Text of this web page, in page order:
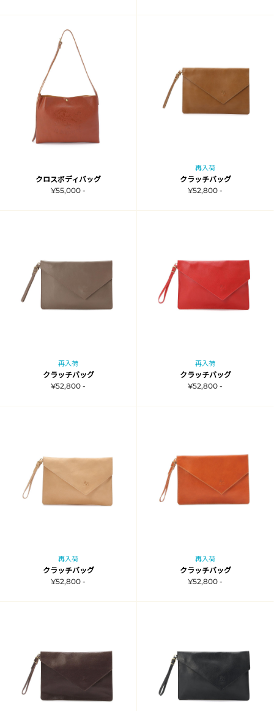
クロスボディバッグ
¥55,000 -
再入荷
クラッチバッグ
¥52,800 -
再入荷
クラッチバッグ
¥52,800 -
再入荷
クラッチバッグ
¥52,800 -
再入荷
クラッチバッグ
¥52,800 -
再入荷
クラッチバッグ
¥52,800 -